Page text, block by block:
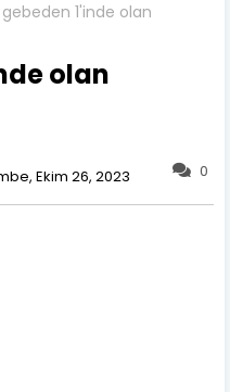
gebeden 1'inde olan
olan
0
Ekim 26, 2023